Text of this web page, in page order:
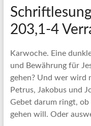
203,1-4
Karwoche. Eine
und Bewährung für
gehen? Und wer wird
Petrus, Jakobus und
Gebet darum ringt, ob
gehen will. Oder